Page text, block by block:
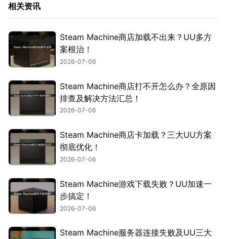
相关资讯
Steam Machine商店加载不出来？UU多方
案根治！
2026-07-06
Steam Machine商店打不开怎么办？全原因
排查及解决方法汇总！
2026-07-06
Steam Machine商店卡加载？三大UU方案
彻底优化！
2026-07-06
Steam Machine游戏下载失败？UU加速一
步搞定！
2026-07-06
Steam Machine服务器连接失败及UU三大